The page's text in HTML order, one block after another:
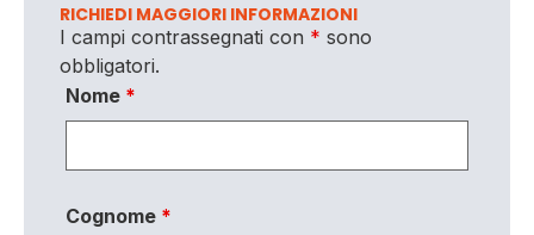
RICHIEDI MAGGIORI INFORMAZIONI
I campi contrassegnati con * sono
obbligatori.
Nome *
Cognome *